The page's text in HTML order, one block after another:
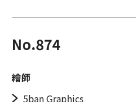
No.874
繪師
5ban Graphics